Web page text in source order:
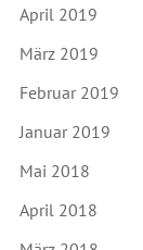
April 2019
März 2019
Februar 2019
Januar 2019
Mai 2018
April 2018